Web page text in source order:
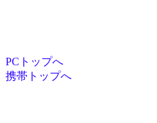
PCトップへ
携帯トップへ